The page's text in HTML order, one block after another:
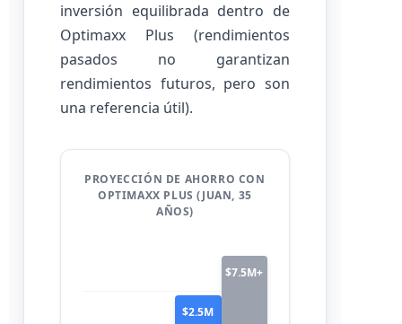
inversión equilibrada dentro de
Optimaxx Plus (rendimientos
pasados no garantizan
rendimientos futuros, pero son
una referencia útil).
PROYECCIÓN DE AHORRO CON
OPTIMAXX PLUS (JUAN, 35
AÑOS)
$2.5M
$7.5M+